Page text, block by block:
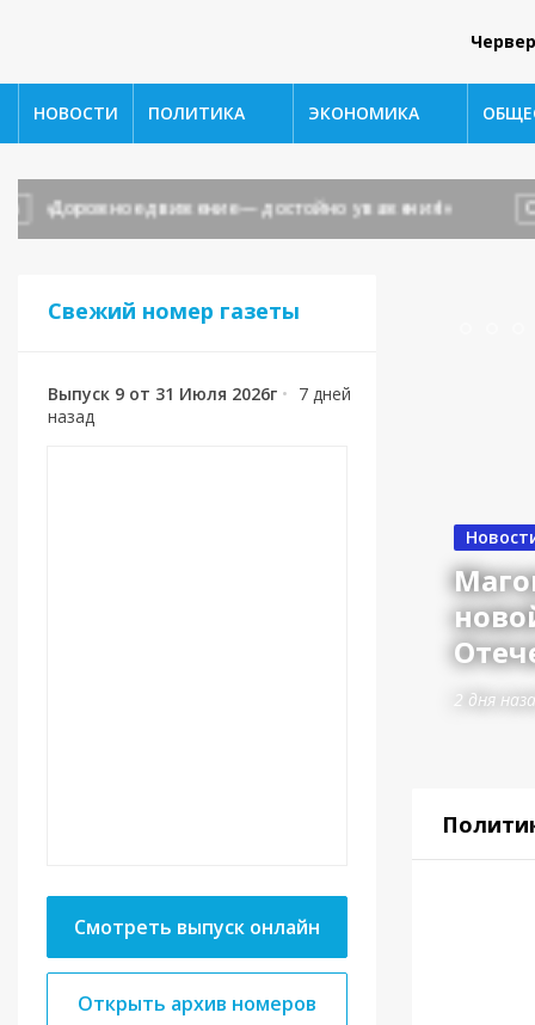
НОВОСТИ ПОЛИТИКА ЭКОНОМИКА
движение — достойно уважения!»
Свежий номер газеты
Выпуск 9 от 31 Июля 2026г • 7 дней
назад
Смотреть выпуск онлайн
Открыть архив номеров
2 дня